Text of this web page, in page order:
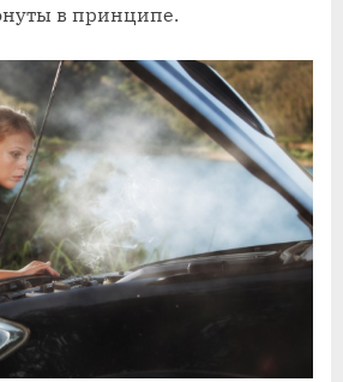
в принципе.